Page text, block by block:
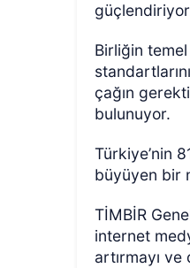
Birliğin
çağın
bulunuyor.
Türkiye’nin
büyüyen bir
TİMBİR
internet
artırmayı